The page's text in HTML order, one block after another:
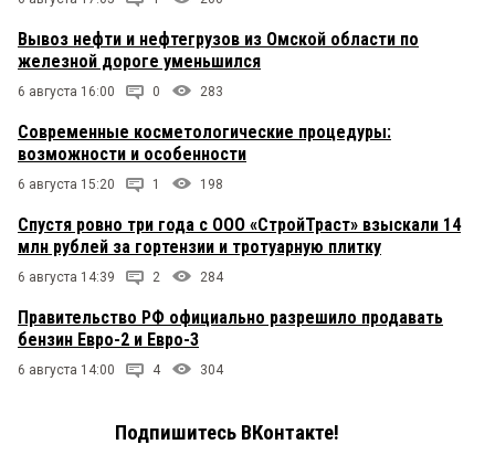
Вывоз нефти и нефтегрузов из Омской области по
железной дороге уменьшился
6 августа 16:00 0 283
Современные косметологические процедуры:
возможности и особенности
6 августа 15:20 1 198
Спустя ровно три года с ООО «СтройТраст» взыскали 14
млн рублей за гортензии и тротуарную плитку
6 августа 14:39 2 284
Правительство РФ официально разрешило продавать
бензин Евро-2 и Евро-3
6 августа 14:00 4 304
Подпишитесь ВКонтакте!